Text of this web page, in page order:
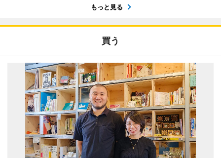
もっと見る
買う